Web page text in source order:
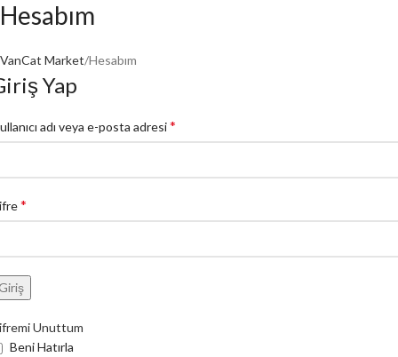
Hesabım
VanCat Market Hesabım
Yap
adı veya e-posta adresi*
*
Unuttum
Beni Hatırla